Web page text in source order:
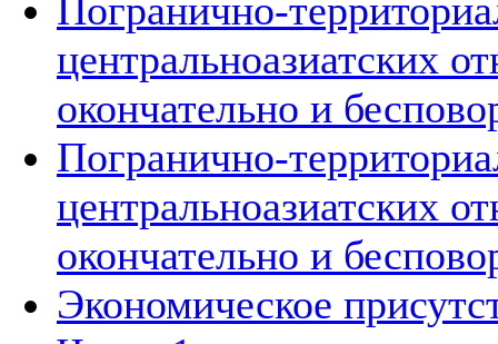
Погранично-
центральноазиатских
окончательно и
Погранично-
центральноазиатских
окончательно и
Экономическое